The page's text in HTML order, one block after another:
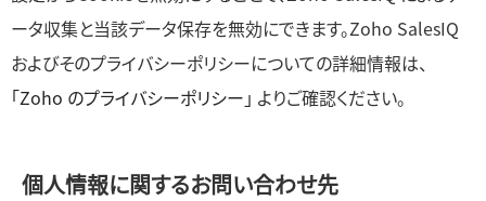
ータ収集と当該データ保存を無効にできます。Zoho SalesIQ
およびそのプライバシーポリシーについての詳細情報は、
「Zoho のプライバシーポリシー」 よりご確認ください。
個人情報に関するお問い合わせ先